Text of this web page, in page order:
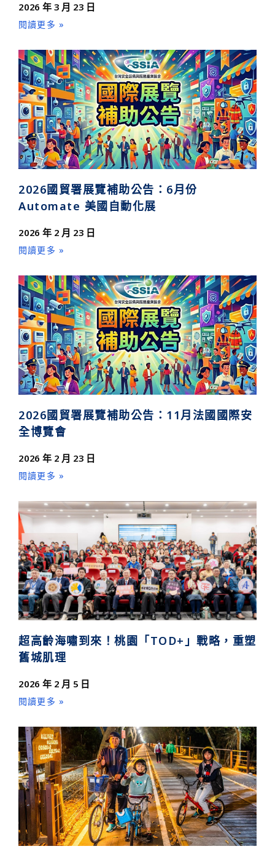
2026 年 3 月 23 日
閱讀更多 »
2026國貿署展覽補助公告：6月份
Automate 美國自動化展
2026 年 2 月 23 日
閱讀更多 »
2026國貿署展覽補助公告：11月法國國際安
全博覽會
2026 年 2 月 23 日
閱讀更多 »
超高齡海嘯到來！桃園「TOD+」戰略，重塑
舊城肌理
2026 年 2 月 5 日
閱讀更多 »